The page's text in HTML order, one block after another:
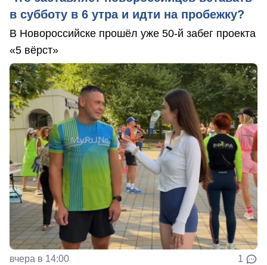
в субботу в 6 утра и идти на пробежку?
В Новороссийске прошёл уже 50-й забег проекта
«5 вёрст»
вчера в 14:00 1